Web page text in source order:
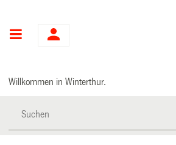
Hauptnavigation
Willkommen in Winterthur.